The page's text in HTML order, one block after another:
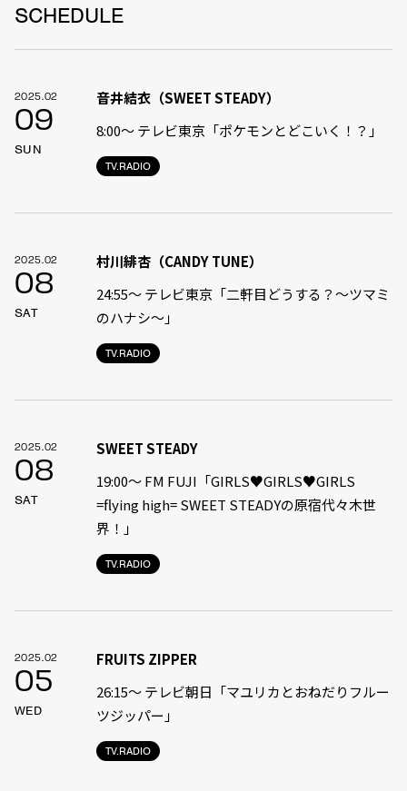
SCHEDULE
2025.02
09
SUN
TV.RADIO
音井結衣（SWEET STEADY）
8:00〜 テレビ東京「ポケモンとどこいく！？」
2025.02
08
SAT
TV.RADIO
村川緋杏（CANDY TUNE）
24:55〜 テレビ東京「二軒目どうする？〜ツマミ
のハナシ〜」
2025.02
08
SAT
TV.RADIO
SWEET STEADY
19:00〜 FM FUJI「GIRLS♥GIRLS♥GIRLS
=flying high= SWEET STEADYの原宿代々木世
界！」
2025.02
05
WED
TV.RADIO
FRUITS ZIPPER
26:15～ テレビ朝日「マユリカとおねだりフルー
ツジッパー」